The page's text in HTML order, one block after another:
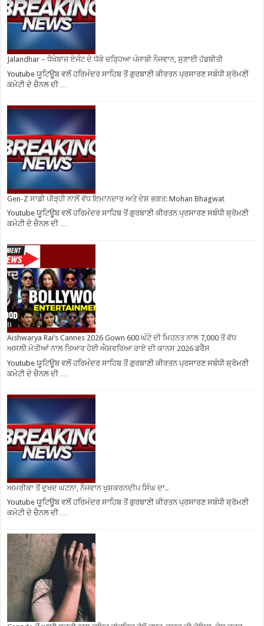
Jalandhar – ਧੋਖੇਬਾਜ਼ ਏਜੰਟ ਦੇ ਧੱਕੇ ਚੜ੍ਹਿਆ ਪੰਜਾਬੀ ਨੌਜਵਾਨ, ਸੁਣਾਈ ਹੱਡਬੀਤੀ
Youtube ਯੂਟਿਊਬ ਵਲੋਂ ਹਰਿਮੰਦਰ ਸਾਹਿਬ ਤੋਂ ਗੁਰਬਾਣੀ ਕੀਰਤਨ ਪ੍ਰਸਾਰਣ ਸਬੰਧੀ ਸ਼੍ਰੋਮਣੀ
ਕਮੇਟੀ ਦੇ ਚੈਨਲ ਦੀ …
Gen-Z ਸਾਡੀ ਪੀੜ੍ਹੀ ਨਾਲੋਂ ਵੱਧ ਇਮਾਨਦਾਰ ਅਤੇ ਦੇਸ਼ ਭਗਤ: Mohan Bhagwat
Youtube ਯੂਟਿਊਬ ਵਲੋਂ ਹਰਿਮੰਦਰ ਸਾਹਿਬ ਤੋਂ ਗੁਰਬਾਣੀ ਕੀਰਤਨ ਪ੍ਰਸਾਰਣ ਸਬੰਧੀ ਸ਼੍ਰੋਮਣੀ
ਕਮੇਟੀ ਦੇ ਚੈਨਲ ਦੀ …
Aishwarya Rai’s Cannes 2026 Gown 600 ਘੰਟੇ ਦੀ ਮਿਹਨਤ ਨਾਲ 7,000 ਤੋਂ ਵੱਧ
ਅਸਲੀ ਮੋਤੀਆਂ ਨਾਲ ਤਿਆਰ ਹੋਈ ਐਸ਼ਵਰਿਆ ਰਾਏ ਦੀ ਕਾਨਸ 2026 ਡਰੈੱਸ
Youtube ਯੂਟਿਊਬ ਵਲੋਂ ਹਰਿਮੰਦਰ ਸਾਹਿਬ ਤੋਂ ਗੁਰਬਾਣੀ ਕੀਰਤਨ ਪ੍ਰਸਾਰਣ ਸਬੰਧੀ ਸ਼੍ਰੋਮਣੀ
ਕਮੇਟੀ ਦੇ ਚੈਨਲ ਦੀ …
ਅਮਰੀਕਾ ਤੋਂ ਦੁਖਦ ਘਟਨਾ, ਨੌਜਵਾਨ ਖੁਸ਼ਕਰਨਦੀਪ ਸਿੰਘ ਦਾ..
Youtube ਯੂਟਿਊਬ ਵਲੋਂ ਹਰਿਮੰਦਰ ਸਾਹਿਬ ਤੋਂ ਗੁਰਬਾਣੀ ਕੀਰਤਨ ਪ੍ਰਸਾਰਣ ਸਬੰਧੀ ਸ਼੍ਰੋਮਣੀ
ਕਮੇਟੀ ਦੇ ਚੈਨਲ ਦੀ …